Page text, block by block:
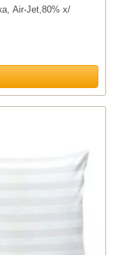
Air-Jet,80% х/